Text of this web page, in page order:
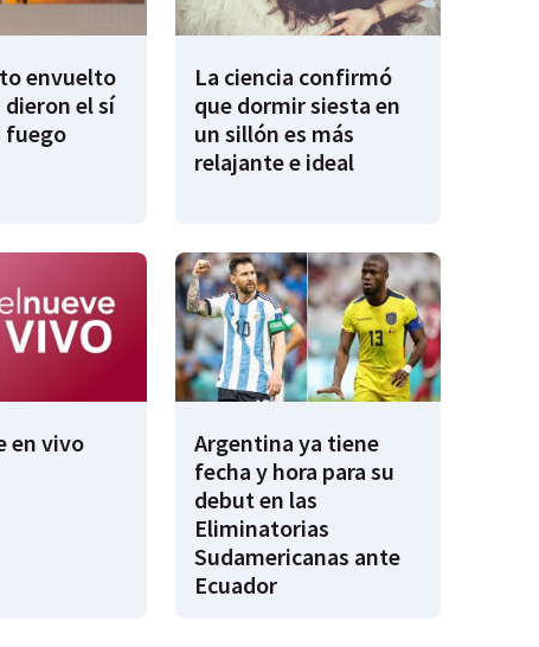
envuelto
el sí
fuego
La ciencia confirmó
que dormir siesta en
un sillón es más
relajante e ideal
en vivo
Argentina ya tiene
fecha y hora para su
debut en las
Eliminatorias
Sudamericanas ante
Ecuador